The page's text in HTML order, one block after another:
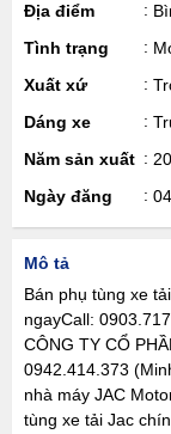
Địa điểm
Tình trạng
Xuất xứ
Dáng xe
Năm sản xuất
Ngày đăng
Mô tả
Bán phụ tùng xe
ngayCall:
CÔNG TY CỔ
0942.414.373
nhà máy JAC
tùng xe tải Jac